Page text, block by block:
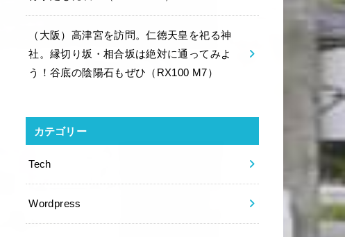
（大阪）高津宮を訪問。仁徳天皇を祀る神
社。縁切り坂・相合坂は絶対に通ってみよ
う！谷底の陰陽石もぜひ（RX100 M7）
カテゴリー
Tech
Wordpress